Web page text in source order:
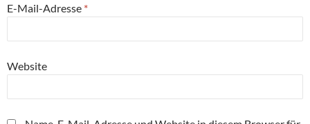
E-Mail-Adresse *
Website